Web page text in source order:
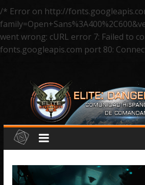
/* Error on http://
went wrong: cURL error 7: Failed to
fonts.googleapis.com port 80: